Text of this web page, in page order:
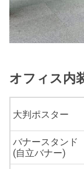
オフィス内
大判ポスター
バナースタンド
(自立バナー)